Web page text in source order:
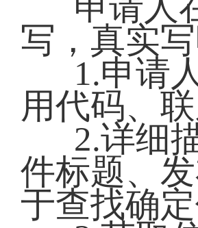
写，真实
1.申请
用代码、
2.详细
件标题、
于查找确